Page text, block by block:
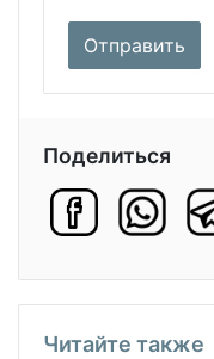
Поделиться
Читайте также